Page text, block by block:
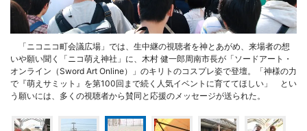
「ニコニコ町会議広場」では、生中継の視聴者を神とあがめ、来場者の想
いや願い聞く「ニコ萌え神社」に、木村 健一郎周南市長が「ソードアート・
オンライン（Sword Art Online）」のキリトのコスプレ姿で登壇。「神様の力
で『萌えサミット』を第100回まで続く人気イベントに育ててほしい」 とい
う願いには、多くの視聴者から賛同と応援のメッセージが送られた。